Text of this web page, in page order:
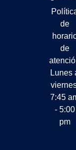
de
de
Lunes
7:45
- 5:00
pm